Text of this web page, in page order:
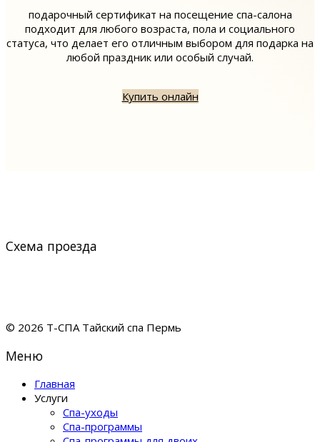
подарочный сертификат на посещение спа-салона
подходит для любого возраста, пола и социального
статуса, что делает его отличным выбором для подарка на
любой праздник или особый случай.
Купить онлайн
Схема проезда
© 2026 Т-СПА Тайский спа Пермь
Меню
Главная
Услуги
Спа-уходы
Спа-программы